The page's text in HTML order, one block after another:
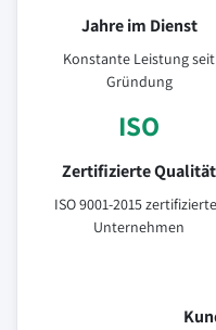
Jahre im Dienst
Konstante Leistung seit
Gründung
ISO
Zertifizierte Qualität
ISO 9001-2015
Unternehmen